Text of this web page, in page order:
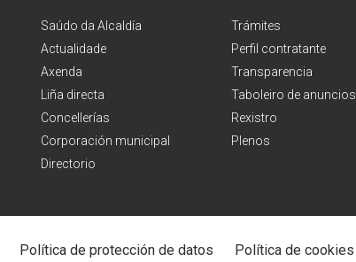
Saúdo da Alcaldía
Actualidade
Axenda
Liña directa
Concellerías
Corporación municipal
Directorio
Trámites
Perfil contratante
Transparencia
Taboleiro de anuncios
Rexistro
Plenos
Política de protección de datos Política de cookies